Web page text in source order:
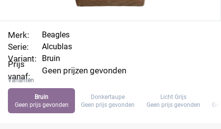
Merk:
Serie:
Variant:
Prijs
vanaf:
Beagles
Alcublas
Bruin
Geen prijzen gevonden
Varianten
Bruin
Geen prijs gevonden
Donkertaupe
Geen prijs gevonden
Licht Grijs
Geen prijs gevonden